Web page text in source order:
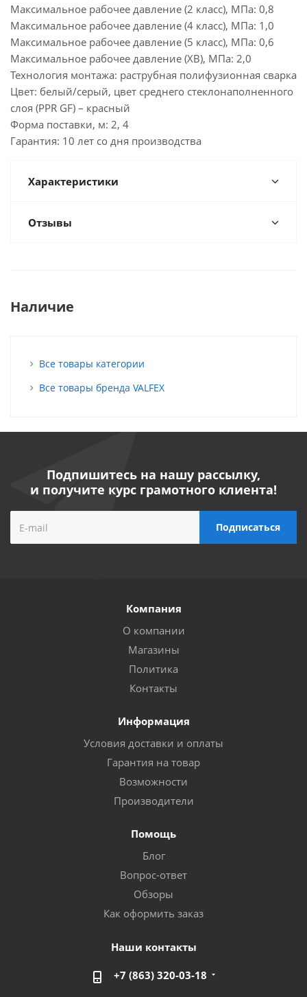
Максимальное рабочее давление (2 класс), МПа: 0,8
Максимальное рабочее давление (4 класс), МПа: 1,0
Максимальное рабочее давление (5 класс), МПа: 0,6
Максимальное рабочее давление (ХВ), МПа: 2,0
Технология монтажа: раструбная полифузионная сварка
Цвет: белый/серый, цвет среднего стеклонаполненного
слоя (PPR GF) – красный
Форма поставки, м: 2, 4
Гарантия: 10 лет со дня производства
Характеристики
Отзывы
Наличие
Все товары категории
Все товары бренда VALFEX
Подпишитесь на нашу рассылку,
и получите курс грамотного клиента!
Компания
О компании
Магазины
Политика
Контакты
Информация
Условия доставки и оплаты
Гарантия на товар
Возможности
Производители
Помощь
Блог
Вопрос-ответ
Обзоры
Как оформить заказ
Наши контакты
+7 (863) 320-03-18